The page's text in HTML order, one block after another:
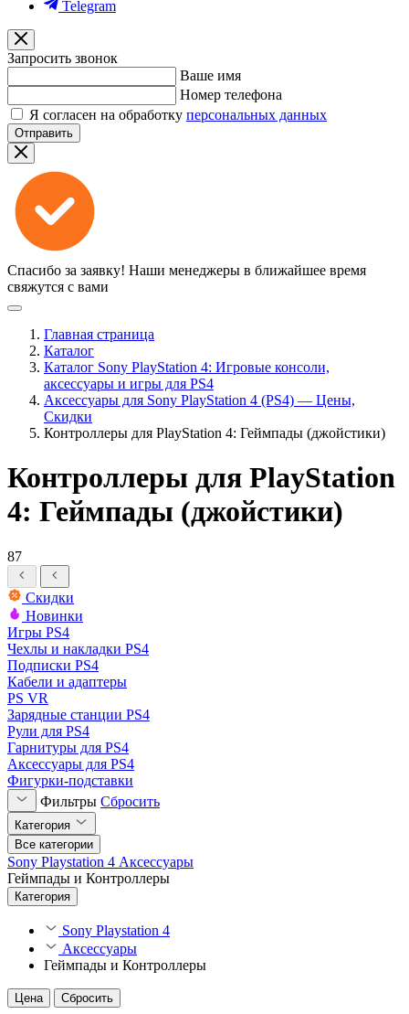
Telegram
Запросить звонок
Ваше имя
Номер телефона
Я согласен на обработку персональных данных
Отправить
Спасибо за заявку! Наши менеджеры в ближайшее время
свяжутся с вами
Главная страница
Каталог
Каталог Sony PlayStation 4: Игровые консоли,
аксессуары и игры для PS4
Аксессуары для Sony PlayStation 4 (PS4) — Цены,
Скидки
Контроллеры для PlayStation 4: Геймпады (джойстики)
Контроллеры для PlayStation
4: Геймпады (джойстики)
87
Скидки
Новинки
Игры PS4
Чехлы и накладки PS4
Подписки PS4
Кабели и адаптеры
PS VR
Зарядные станции PS4
Рули для PS4
Гарнитуры для PS4
Аксессуары для PS4
Фигурки-подставки
Фильтры Сбросить
Категория
Все категории
Sony Playstation 4 Аксессуары
Геймпады и Контроллеры
Категория
Sony Playstation 4
Аксессуары
Геймпады и Контроллеры
Цена Сбросить